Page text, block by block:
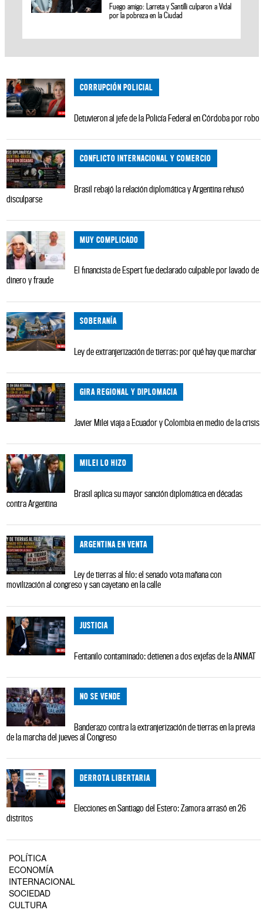
Fuego amigo: Larreta y Santilli culparon a Vidal
por la pobreza en la Ciudad
CORRUPCIÓN POLICIAL
Detuvieron al jefe de la Policía Federal en Córdoba por robo
CONFLICTO INTERNACIONAL Y COMERCIO
Brasil rebajó la relación diplomática y Argentina rehusó
disculparse
MUY COMPLICADO
El financista de Espert fue declarado culpable por lavado de
dinero y fraude
SOBERANÍA
Ley de extranjerización de tierras: por qué hay que marchar
GIRA REGIONAL Y DIPLOMACIA
Javier Milei viaja a Ecuador y Colombia en medio de la crisis
MILEI LO HIZO
Brasil aplica su mayor sanción diplomática en décadas
contra Argentina
ARGENTINA EN VENTA
Ley de tierras al filo: el senado vota mañana con
movilización al congreso y san cayetano en la calle
JUSTICIA
Fentanilo contaminado: detienen a dos exjefas de la ANMAT
NO SE VENDE
Banderazo contra la extranjerización de tierras en la previa
de la marcha del jueves al Congreso
DERROTA LIBERTARIA
Elecciones en Santiago del Estero: Zamora arrasó en 26
distritos
POLÍTICA
ECONOMÍA
INTERNACIONAL
SOCIEDAD
CULTURA